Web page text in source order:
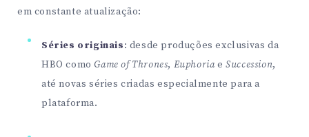
em constante atualização:
Séries originais: desde produções exclusivas da
HBO comoGame of Thrones, EuphoriaeSuccession,
até novas séries criadas especialmente para a
plataforma.